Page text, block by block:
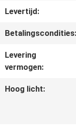
NEWS
SITEMAP
PRIVACY
Levertijd:
Betalingscondities:
Levering
vermogen:
Hoog licht: